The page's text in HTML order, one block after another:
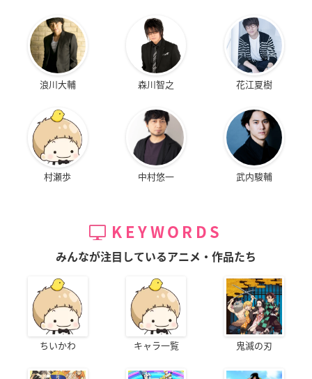
浪川大輔 森川智之 花江夏樹
村瀬歩 中村悠一 武内駿輔
KEYWORDS
みんなが注目しているアニメ・作品たち
ちいかわ キャラ一覧 鬼滅の刃